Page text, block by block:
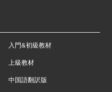
入門&初級教材
上級教材
中国語翻訳版